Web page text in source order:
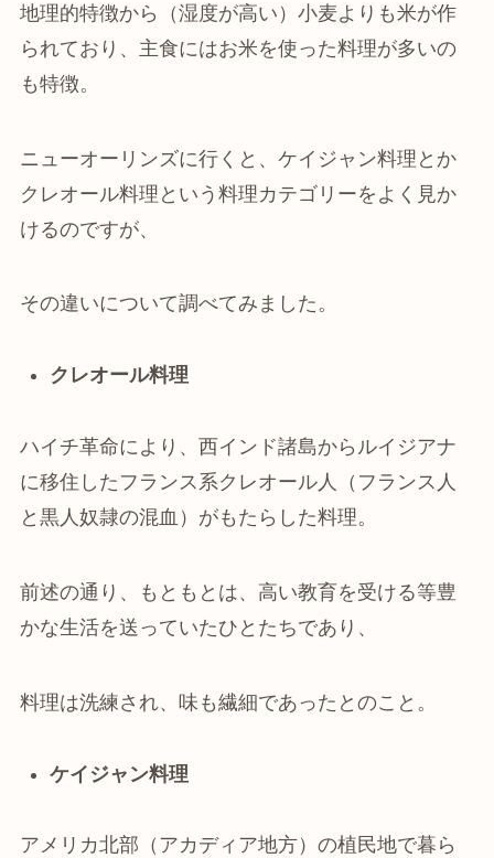
地理的特徴から（湿度が高い）小麦よりも米が作
られており、主食にはお米を使った料理が多いの
も特徴。
ニューオーリンズに行くと、ケイジャン料理とか
クレオール料理という料理カテゴリーをよく見か
けるのですが、
その違いについて調べてみました。
クレオール料理
ハイチ革命により、西インド諸島からルイジアナ
に移住したフランス系クレオール人（フランス人
と黒人奴隷の混血）がもたらした料理。
前述の通り、もともとは、高い教育を受ける等豊
かな生活を送っていたひとたちであり、
料理は洗練され、味も繊細であったとのこと。
ケイジャン料理
アメリカ北部（アカディア地方）の植民地で暮ら